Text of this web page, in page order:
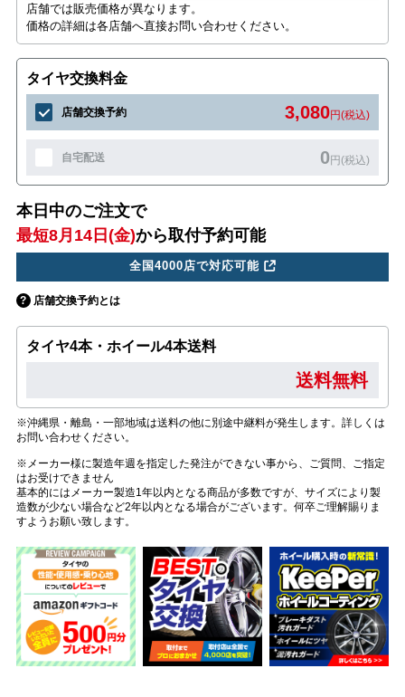
店舗では販売価格が異なります。
価格の詳細は各店舗へ直接お問い合わせください。
タイヤ交換料金
店舗交換予約 3,080円(税込)
自宅配送 0円(税込)
本日中のご注文で
最短8月14日(金)から取付予約可能
全国4000店で対応可能
店舗交換予約とは
タイヤ4本・ホイール4本送料
送料無料
※沖縄県・離島・一部地域は送料の他に別途中継料が発生します。詳しくは
お問い合わせください。
※メーカー様に製造年週を指定した発注ができない事から、ご質問、ご指定
はお受けできません
基本的にはメーカー製造1年以内となる商品が多数ですが、サイズにより製
造数が少ない場合など2年以内となる場合がございます。何卒ご理解賜りま
すようお願い致します。